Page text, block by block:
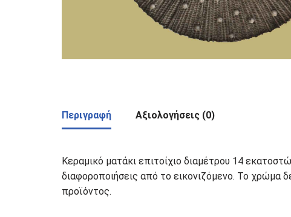
Περιγραφή Αξιολογήσεις (0)
Κεραμικό ματάκι επιτοίχιο διαμέτρου 14
διαφοροποιήσεις από το εικονιζόμενο. Το χρώμα
προϊόντος.